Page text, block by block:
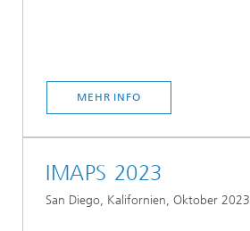
MEHR INFO
IMAPS 2023
San Diego, Kalifornien, Oktober 2023